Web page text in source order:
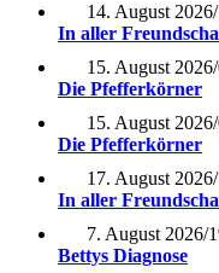
14. August 2026/
In aller
15. August 2026/
Die Pfefferkörner
15. August 2026/
Die Pfefferkörner
17. August 2026/
In aller
7. August 2026/
Bettys Diagnose